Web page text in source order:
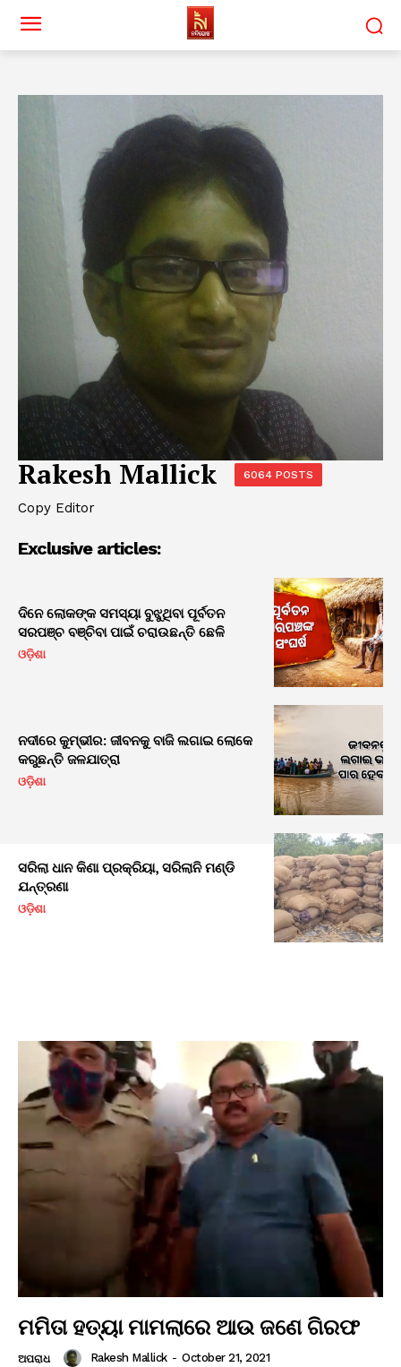
Rakesh Mallick 6064 POSTS
Copy Editor
Exclusive articles:
ଦିନେ ଲୋକଙ୍କ ସମସ୍ୟା ବୁଝୁଥିବା ପୂର୍ବତନ
ସରପଞ୍ଚ ବଞ୍ଚିବା ପାଇଁ ଚରାଉଛନ୍ତି ଛେଳି
ଓଡ଼ିଶା
ନଦୀରେ କୁମ୍ଭୀର: ଜୀବନକୁ ବାଜି ଲଗାଇ ଲୋକେ
କରୁଛନ୍ତି ଜଳଯାତ୍ରା
ଓଡ଼ିଶା
ସରିଲା ଧାନ କିଣା ପ୍ରକ୍ରିୟା, ସରିଲାନି ମଣ୍ଡି
ଯନ୍ତ୍ରଣା
ଓଡ଼ିଶା
ମମିତା ହତ୍ୟା ମାମଲାରେ ଆଉ ଜଣେ ଗିରଫ
ଅପରାଧ Rakesh Mallick - October 21, 2021